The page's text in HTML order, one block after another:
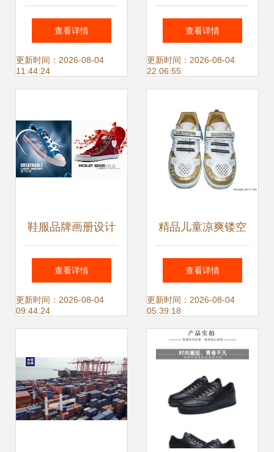
与文化的完美融合
查看详情
更新时间：2026-08-04
11:44:24
卖店 品质生活，时
尚之选
查看详情
更新时间：2026-08-04
22:06:55
鞋服品牌画册设计
从招商到时尚休闲
潮鞋的全方位视觉
查看详情
更新时间：2026-08-04
09:44:24
精品儿童凉爽镂空
闪灯运动鞋 厂价直
销，舒适与趣味兼
具
查看详情
更新时间：2026-08-04
05:39:18